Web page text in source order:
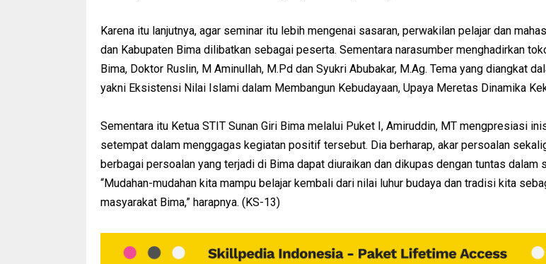
Karena itu lanjutnya, agar seminar itu lebih mengenai sasaran, perwakilan pelajar dan
dan Kabupaten Bima dilibatkan sebagai peserta. Sementara narasumber menghadirkan
Bima, Doktor Ruslin, M Aminullah, M.Pd dan Syukri Abubakar, M.Ag. Tema yang diangkat
yakni Eksistensi Nilai Islami dalam Membangun Kebudayaan, Upaya Meretas Dinamika
Sementara itu Ketua STIT Sunan Giri Bima melalui Puket I, Amiruddin, MT mengpresiasi
setempat dalam menggagas kegiatan positif tersebut. Dia berharap, akar persoalan
berbagai persoalan yang terjadi di Bima dapat diuraikan dan dikupas dengan tuntas dalam
“Mudahan-mudahan kita mampu belajar kembali dari nilai luhur budaya dan tradisi kita
masyarakat Bima,” harapnya. (KS-13)